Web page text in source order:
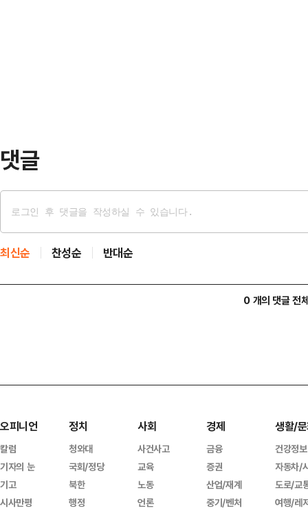
댓글
최신순 찬성순 반대순
0 개의 댓글 전
오피니언
칼럼
기자의 눈
기고
시사만평
정치
청와대
국회/정당
북한
행정
사회
사건사고
교육
노동
언론
경제
금융
증권
산업/재계
중기/벤처
생활/
건강정보
자동차/
도로/교
여행/레